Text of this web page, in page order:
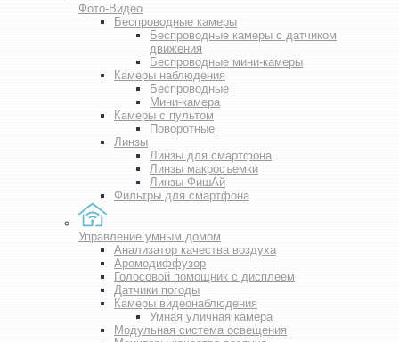
Фото-Видео
Беспроводные камеры
Беспроводные камеры с датчиком
движения
Беспроводные мини-камеры
Камеры наблюдения
Беспроводные
Мини-камера
Камеры с пультом
Поворотные
Линзы
Линзы для смартфона
Линзы макросъемки
Линзы ФишАй
Фильтры для смартфона
Управление умным домом
Анализатор качества воздуха
Аромодиффузор
Голосовой помощник с дисплеем
Датчики погоды
Камеры видеонаблюдения
Умная уличная камера
Модульная система освещения